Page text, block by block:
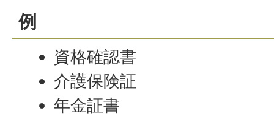
例
資格確認書
介護保険証
年金証書